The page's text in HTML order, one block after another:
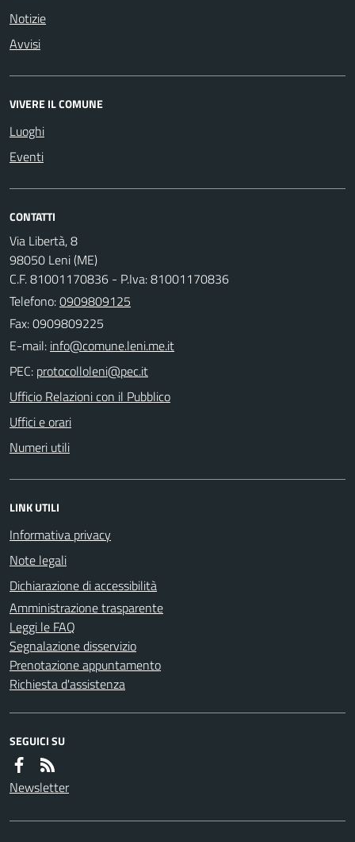
Notizie
Avvisi
VIVERE IL COMUNE
Luoghi
Eventi
CONTATTI
Via Libertà, 8
98050 Leni (ME)
C.F. 81001170836 - P.Iva: 81001170836
Telefono:0909809125
Fax: 0909809225
E-mail:
PEC:
Ufficio Relazioni con il Pubblico
Uffici e orari
Numeri utili
LINK UTILI
Informativa privacy
Note legali
Dichiarazione di accessibilità
Amministrazione trasparente
Leggi le FAQ
Segnalazione disservizio
Prenotazione appuntamento
Richiesta d'assistenza
SEGUICI SU
Newsletter